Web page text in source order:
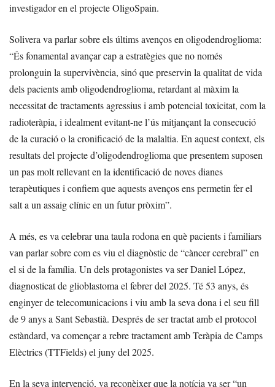
investigador en el projecte OligoSpain.
Solivera va parlar sobre els últims avenços en oligodendroglioma:
“És fonamental avançar cap a estratègies que no només
prolonguin la supervivència, sinó que preservin la qualitat de vida
dels pacients amb oligodendroglioma, retardant al màxim la
necessitat de tractaments agressius i amb potencial toxicitat, com la
radioteràpia, i idealment evitant-ne l’ús mitjançant la consecució
de la curació o la cronificació de la malaltia. En aquest context, els
resultats del projecte d’oligodendroglioma que presentem suposen
un pas molt rellevant en la identificació de noves dianes
terapèutiques i confiem que aquests avenços ens permetin fer el
salt a un assaig clínic en un futur pròxim”.
A més, es va celebrar una taula rodona en què pacients i familiars
van parlar sobre com es viu el diagnòstic de “càncer cerebral” en
el si de la família. Un dels protagonistes va ser Daniel López,
diagnosticat de glioblastoma el febrer del 2025. Té 53 anys, és
enginyer de telecomunicacions i viu amb la seva dona i el seu fill
de 9 anys a Sant Sebastià. Després de ser tractat amb el protocol
estàndard, va començar a rebre tractament amb Teràpia de Camps
Elèctrics (TTFields) el juny del 2025.
En la seva intervenció, va reconèixer que la notícia va ser “un